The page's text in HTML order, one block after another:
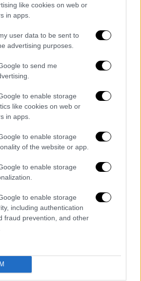
like cookies on web or
in apps.
user data to be sent to
advertising purposes.
to send me
to enable storage
like cookies on web or
in apps.
to enable storage
of the website or app.
to enable storage
to enable storage
including authentication
fraud prevention, and other
Κοντομάρι και στην
ο στρατηγός
διέταξε τις σφαγές
στον άλλο κόσμο,
τους κατοίκους της είναι
Γιατί επί Γης, έζησε